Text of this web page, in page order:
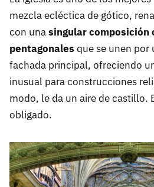
mezcla ecléctica de gótico,
con unasingular composición
pentagonales que se unen por
fachada principal, ofreciendo
inusual para construcciones
modo, le da un aire de castillo.
obligado.